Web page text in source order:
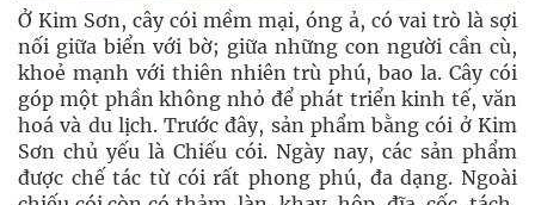
Ở Kim Sơn, cây cói mềm mại, óng ả, có vai trò là sợi
nối giữa biển với bờ; giữa những con người cần cù,
khoẻ mạnh với thiên nhiên trù phú, bao la. Cây cói
góp một phần không nhỏ để phát triển kinh tế, văn
hoá và du lịch. Trước đây, sản phẩm bằng cói ở Kim
Sơn chủ yếu là Chiếu cói. Ngày nay, các sản phẩm
được chế tác từ cói rất phong phú, đa dạng. Ngoài